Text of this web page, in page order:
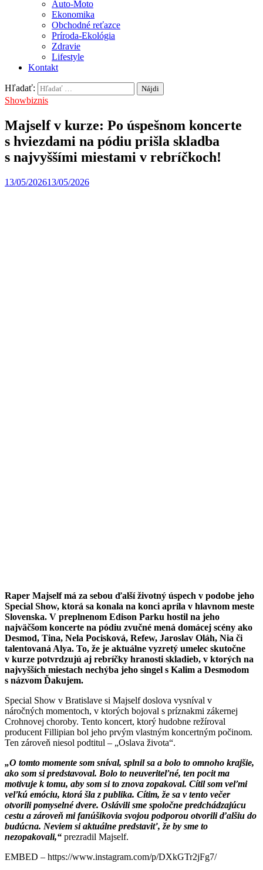
Auto-Moto
Ekonomika
Obchodné reťazce
Príroda-Ekológia
Zdravie
Lifestyle
Kontakt
Hľadať:
Showbiznis
Majself v kurze: Po úspešnom koncerte
s hviezdami na pódiu prišla skladba
s najvyššími miestami v rebríčkoch!
13/05/202613/05/2026
Raper Majself má za sebou ďalší životný úspech v podobe jeho
Special Show, ktorá sa konala na konci apríla v hlavnom meste
Slovenska. V preplnenom Edison Parku hostil na jeho
najväčšom koncerte na pódiu zvučné mená domácej scény ako
Desmod, Tina, Nela Pocisková, Refew, Jaroslav Oláh, Nia či
talentovaná Alya. To, že je aktuálne vyzretý umelec skutočne
v kurze potvrdzujú aj rebríčky hranosti skladieb, v ktorých na
najvyšších miestach nechýba jeho singel s Kalim a Desmodom
s názvom Ďakujem.
Special Show v Bratislave si Majself doslova vysníval v
náročných momentoch, v ktorých bojoval s príznakmi zákernej
Crohnovej choroby. Tento koncert, ktorý hudobne režíroval
producent Fillipian bol jeho prvým vlastným koncertným počinom.
Ten zároveň niesol podtitul – „Oslava života“.
„O tomto momente som sníval, splnil sa a bolo to omnoho krajšie,
ako som si predstavoval. Bolo to neuveriteľné, ten pocit ma
motivuje k tomu, aby som si to znova zopakoval. Cítil som veľmi
veľkú emóciu, ktorá šla z publika. Cítim, že sa v tento večer
otvorili pomyselné dvere. Oslávili sme spoločne predchádzajúcu
cestu a zároveň mi fanúšikovia svojou podporou otvorili ďalšiu do
budúcna. Neviem si aktuálne predstaviť, že by sme to
nezopakovali,“ prezradil Majself.
EMBED – https://www.instagram.com/p/DXkGTr2jFg7/